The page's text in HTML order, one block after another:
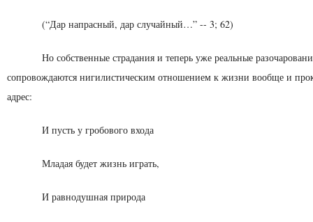
(“Дар напрасный, дар случайный…” -- 3; 62)
Но собственные страдания и теперь уже реальные
сопровождаются нигилистическим отношением к жизни вообще и
адрес:
И пусть у гробового входа
Младая будет жизнь играть,
И равнодушная природа